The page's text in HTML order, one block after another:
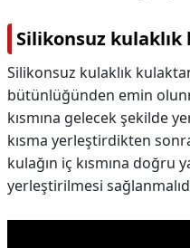
Silikonsuz
Silikonsuz kulaklık
bütünlüğünden emin
kısmına gelecek şekilde
kısma yerleştirdikten
kulağın iç kısmına doğru
yerleştirilmesi